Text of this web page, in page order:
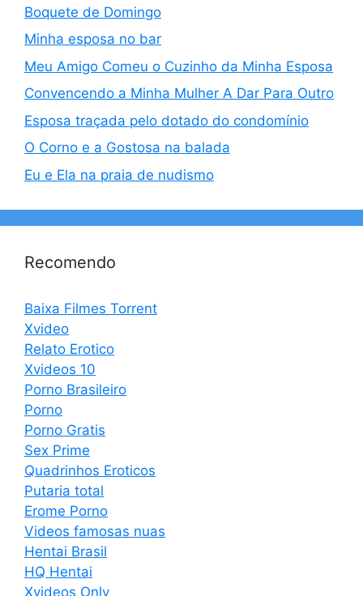
Boquete de Domingo
Minha esposa no bar
Meu Amigo Comeu o Cuzinho da Minha Esposa
Convencendo a Minha Mulher A Dar Para Outro
Esposa traçada pelo dotado do condomínio
O Corno e a Gostosa na balada
Eu e Ela na praia de nudismo
Recomendo
Baixa Filmes Torrent
Xvideo
Relato Erotico
Xvideos 10
Porno Brasileiro
Porno
Porno Gratis
Sex Prime
Quadrinhos Eroticos
Putaria total
Erome Porno
Videos famosas nuas
Hentai Brasil
HQ Hentai
Xvideos Only